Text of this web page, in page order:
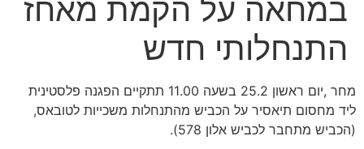
במחאה על הקמת מאחז
התנחלותי חדש
מחר ,יום ראשון 25.2 בשעה 11.00 תתקיים הפגנה פלסטינית
ליד מחסום תיאסיר על הכביש מהתנחלות משכייות לטובאס,
(הכביש מתחבר לכביש אלון 578).